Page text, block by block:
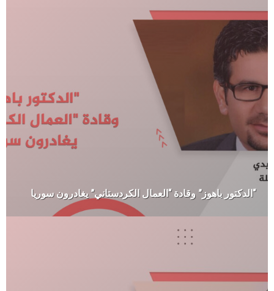
“الدكتور باهوز” وقادة “العمال الكردستاني” يغادرون سوريا